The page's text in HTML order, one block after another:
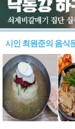
시인 최원준의 음식